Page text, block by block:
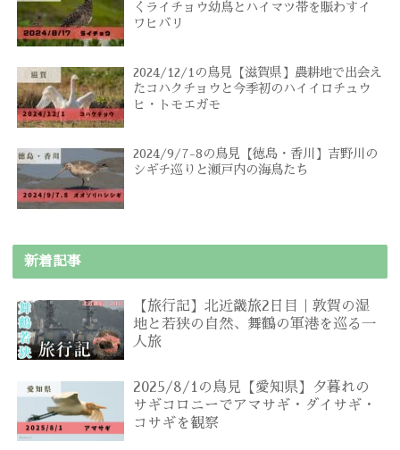
くライチョウ幼鳥とハイマツ帯を賑わすイ
ワヒバリ
2024/12/1の鳥見【滋賀県】農耕地で出会え
たコハクチョウと今季初のハイイロチュウ
ヒ・トモエガモ
2024/9/7-8の鳥見【徳島・香川】吉野川の
シギチ巡りと瀬戸内の海鳥たち
新着記事
【旅行記】北近畿旅2日目｜敦賀の湿
地と若狭の自然、舞鶴の軍港を巡る一
人旅
2025/8/1の鳥見【愛知県】夕暮れの
サギコロニーでアマサギ・ダイサギ・
コサギを観察